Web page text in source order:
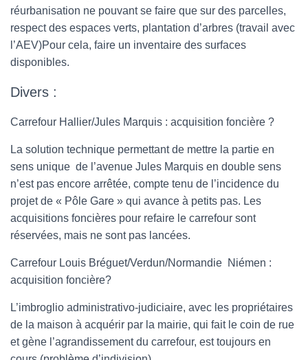
réurbanisation ne pouvant se faire que sur des parcelles,
respect des espaces verts, plantation d’arbres (travail avec
l’AEV)Pour cela, faire un inventaire des surfaces
disponibles.
Divers :
Carrefour Hallier/Jules Marquis : acquisition foncière ?
La solution technique permettant de mettre la partie en
sens unique de l’avenue Jules Marquis en double sens
n’est pas encore arrêtée, compte tenu de l’incidence du
projet de « Pôle Gare » qui avance à petits pas. Les
acquisitions foncières pour refaire le carrefour sont
réservées, mais ne sont pas lancées.
Carrefour Louis Bréguet/Verdun/Normandie Niémen :
acquisition foncière?
L’imbroglio administrativo-judiciaire, avec les propriétaires
de la maison à acquérir par la mairie, qui fait le coin de rue
et gène l’agrandissement du carrefour, est toujours en